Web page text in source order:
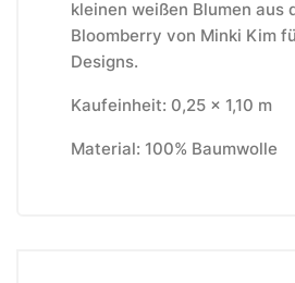
kleinen weißen Blumen aus
Bloomberry von Minki Kim
Designs.
Kaufeinheit: 0,25 x 1,10 m
Material: 100% Baumwolle